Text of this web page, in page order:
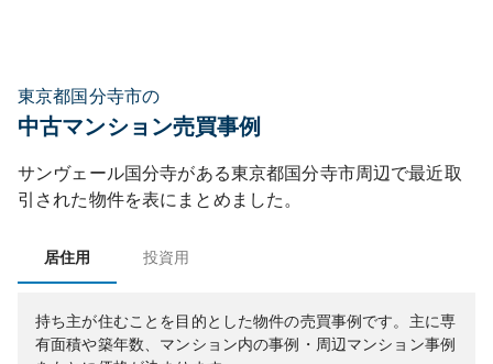
東京都国分寺市の
中古マンション売買事例
サンヴェール国分寺がある東京都国分寺市周辺で最近取
引された物件を表にまとめました。
居住用 投資用
持ち主が住むことを目的とした物件の売買事例です。 主に専
有面積や築年数、マンション内の事例・周辺マンション事例